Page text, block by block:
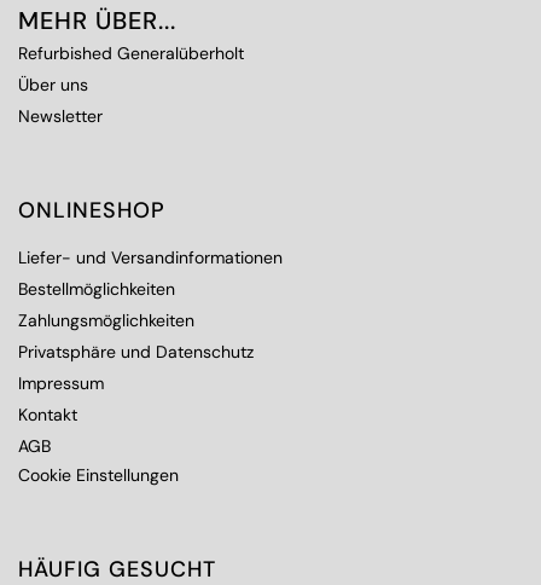
MEHR ÜBER...
Refurbished Generalüberholt
Über uns
Newsletter
ONLINESHOP
Liefer- und Versandinformationen
Bestellmöglichkeiten
Zahlungsmöglichkeiten
Privatsphäre und Datenschutz
Impressum
Kontakt
AGB
Cookie Einstellungen
HÄUFIG GESUCHT